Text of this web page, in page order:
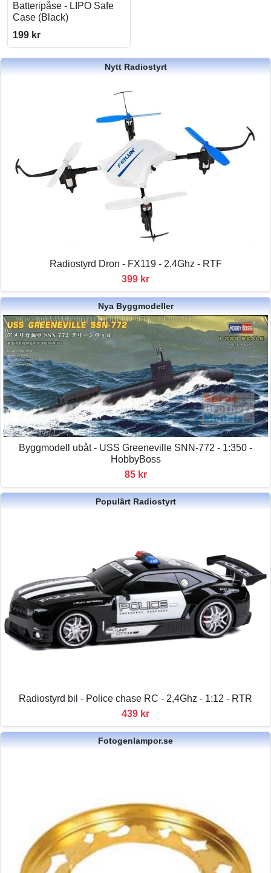
Batteripåse - LIPO Safe
Case (Black)
199 kr
Nytt Radiostyrt
Radiostyrd Dron - FX119 - 2,4Ghz - RTF
399 kr
Nya Byggmodeller
Byggmodell ubåt - USS Greeneville SNN-772 - 1:350 -
HobbyBoss
85 kr
Populärt Radiostyrt
Radiostyrd bil - Police chase RC - 2,4Ghz - 1:12 - RTR
439 kr
Fotogenlampor.se